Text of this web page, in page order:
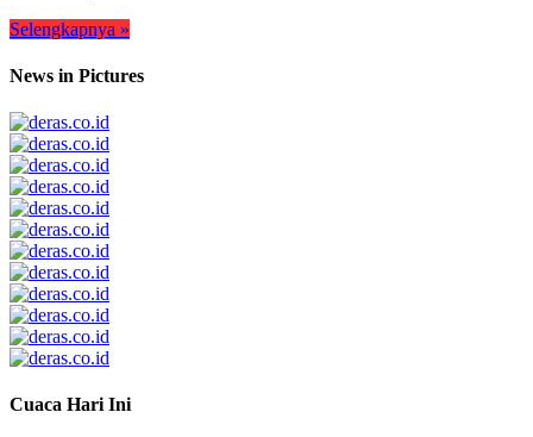
Selengkapnya »
News in Pictures
Cuaca Hari Ini